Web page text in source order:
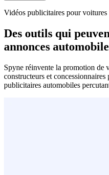
Vidéos publicitaires pour voitures
Des outils qui
annonces
Spyne réinvente la promotion de
constructeurs et
publicitaires automobiles